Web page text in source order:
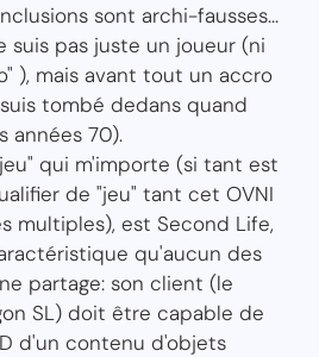
sont archi-fausses...
suis pas juste un joueur (ni
), mais avant tout un accro
tombé dedans quand
années 70).
qui m'importe (si tant est
de "jeu" tant cet OVNI
multiples), est Second Life,
qu'aucun des
partage: son client (le
SL) doit être capable de
d'un contenu d'objets